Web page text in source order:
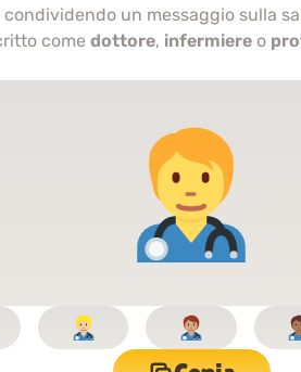
un messaggio sulla
comedottore, infermiere o